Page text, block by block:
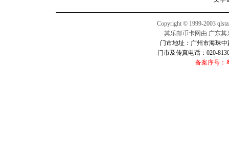
Copyright © 1999-2003
其乐邮币卡网由 广东
门市地址：广州市海珠
门市及传真电话：020-
备案序号：